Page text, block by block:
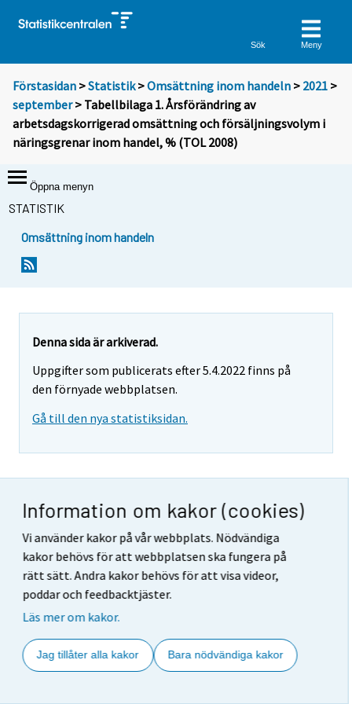
Information om kakor (cookies)
Vi använder kakor på vår webbplats. Nödvändiga
kakor behövs för att webbplatsen ska fungera på
rätt sätt. Andra kakor behövs för att visa videor,
poddar och feedbacktjäster.
Läs mer om kakor.
Jag tillåter alla kakor Bara nödvändiga kakor
Sök Meny
Förstasidan >Statistik >Omsättning inom handeln > 2021 >
september> Tabellbilaga 1. Årsförändring av
arbetsdagskorrigerad omsättning och försäljningsvolym i
näringsgrenar inom handel, % (TOL 2008)
Öppna menyn
STATISTIK
Omsättning inom handeln
Denna sida är arkiverad.
Uppgifter som publicerats efter 5.4.2022 finns på
den förnyade webbplatsen.
Gå till den nya statistiksidan.
Tabellbilaga 1. Årsförändring av
arbetsdagskorrigerad
omsättning och
försäljningsvolym i
näringsgrenar inom handel, %
(TOL 2008)
Öppna den här